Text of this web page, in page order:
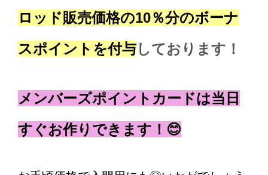
ロッド販売価格の10％分のボーナ
スポイントを付与しております！
メンバーズポイントカードは当日
すぐお作りできます！😊